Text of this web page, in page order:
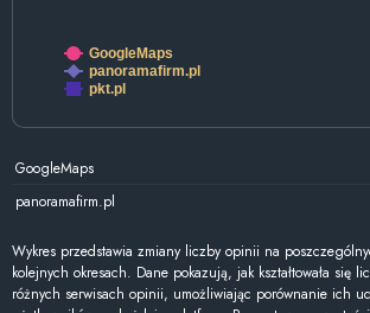
GoogleMaps
panoramafirm.pl
pkt.pl
GoogleMaps
panoramafirm.pl
Wykres przedstawia zmiany liczby opinii na
kolejnych okresach. Dane pokazują, jak kształtowała się
różnych serwisach opinii, umożliwiając porównanie ich